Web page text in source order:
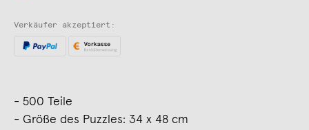
Verkäufer akzeptiert:
- 500 Teile
- Größe des Puzzles: 34 x 48 cm